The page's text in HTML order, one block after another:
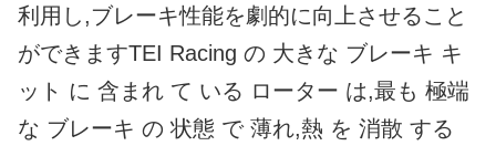
利用し,ブレーキ性能を劇的に向上させること
ができますTEI Racing の 大きな ブレーキ キ
ット に 含まれ て いる ローター は,最も 極端
な ブレーキ の 状態 で 薄れ,熱 を 消散 する